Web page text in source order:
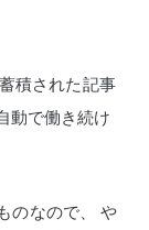
蓄積された記事
動で働き続け
なので、
や